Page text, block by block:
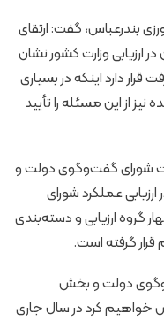
بندرعباس، گفت: ارتقای
ارزیابی وزارت کشور نشان
دارد اینکه در بسیاری
از این مسئله را تأیید
شورای گفت‌وگوی دولت و
عملکرد شورای
گروه ارزیابی و دسته‌بندی
گرفته است.
دولت و بخش
کرد در سال جاری